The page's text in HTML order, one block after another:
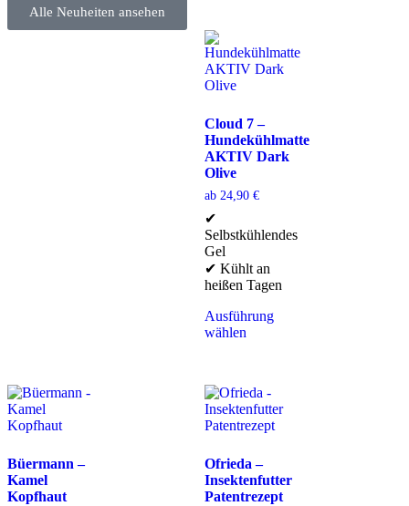
Alle Neuheiten ansehen
Cloud 7 –
Hundekühlmatte
AKTIV Dark
Olive
ab 24,90 €
✔
Selbstkühlendes
Gel
✔ Kühlt an
heißen Tagen
Ausführung
wählen
Büermann –
Kamel
Kopfhaut
Ofrieda –
Insektenfutter
Patentrezept